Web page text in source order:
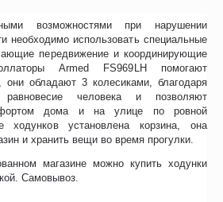
возможностями при нарушении
необходимо использовать специальные
передвижение и координирующие
Armed FS969LH помогают
они обладают 3 колесиками, благодаря
человека и позволяют
дома и на улице по ровной
ходунков установлена корзина, она
и хранить вещи во время прогулки.
магазине можно купить ходунки
Самовывоз.